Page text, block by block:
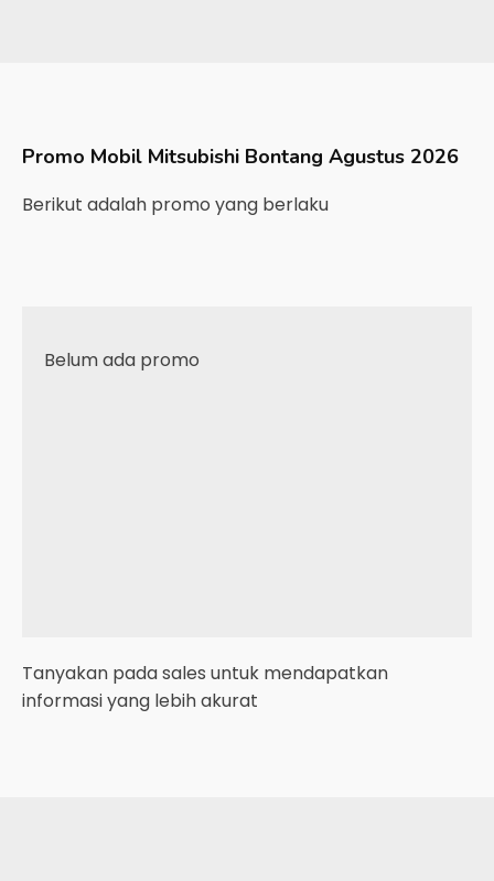
Promo Mobil Mitsubishi Bontang Agustus 2026
Berikut adalah promo yang berlaku
Belum ada promo
Tanyakan pada sales untuk mendapatkan
informasi yang lebih akurat